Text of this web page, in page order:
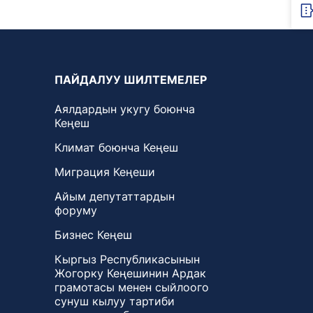
ПАЙДАЛУУ ШИЛТЕМЕЛЕР
Аялдардын укугу боюнча
Кеңеш
Климат боюнча Кеңеш
Миграция Кеңеши
Айым депутаттардын
форуму
Бизнес Кеңеш
Кыргыз Республикасынын
Жогорку Кеңешинин Ардак
грамотасы менен сыйлоого
сунуш кылуу тартиби